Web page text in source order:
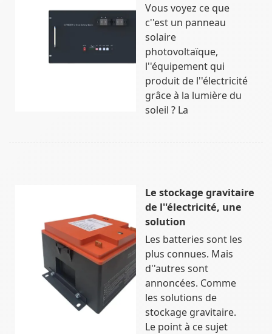
Vous voyez ce que
c''est un panneau
solaire
photovoltaïque,
l''équipement qui
produit de l''électricité
grâce à la lumière du
soleil ? La
Le stockage gravitaire
de l''électricité, une
solution
Les batteries sont les
plus connues. Mais
d''autres sont
annoncées. Comme
les solutions de
stockage gravitaire.
Le point à ce sujet